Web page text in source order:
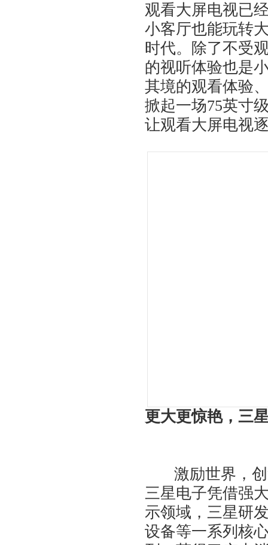
观看大屏电视已
小客厅也能玩转
时代。除了不受
的视听体验也是
其境的观看体验
掀起一场75英寸
让观看大屏电视
更大更惊艳，三
激励世界，创
三星电子凭借强
示领域，三星研
设备等一系列核